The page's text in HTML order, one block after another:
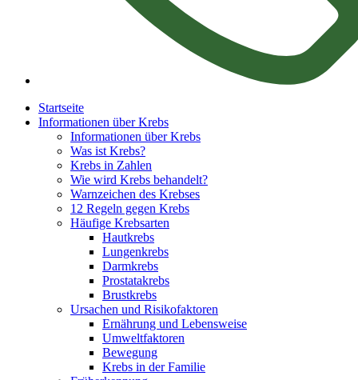
Startseite
Informationen über Krebs
Informationen über Krebs
Was ist Krebs?
Krebs in Zahlen
Wie wird Krebs behandelt?
Warnzeichen des Krebses
12 Regeln gegen Krebs
Häufige Krebsarten
Hautkrebs
Lungenkrebs
Darmkrebs
Prostatakrebs
Brustkrebs
Ursachen und Risikofaktoren
Ernährung und Lebensweise
Umweltfaktoren
Bewegung
Krebs in der Familie